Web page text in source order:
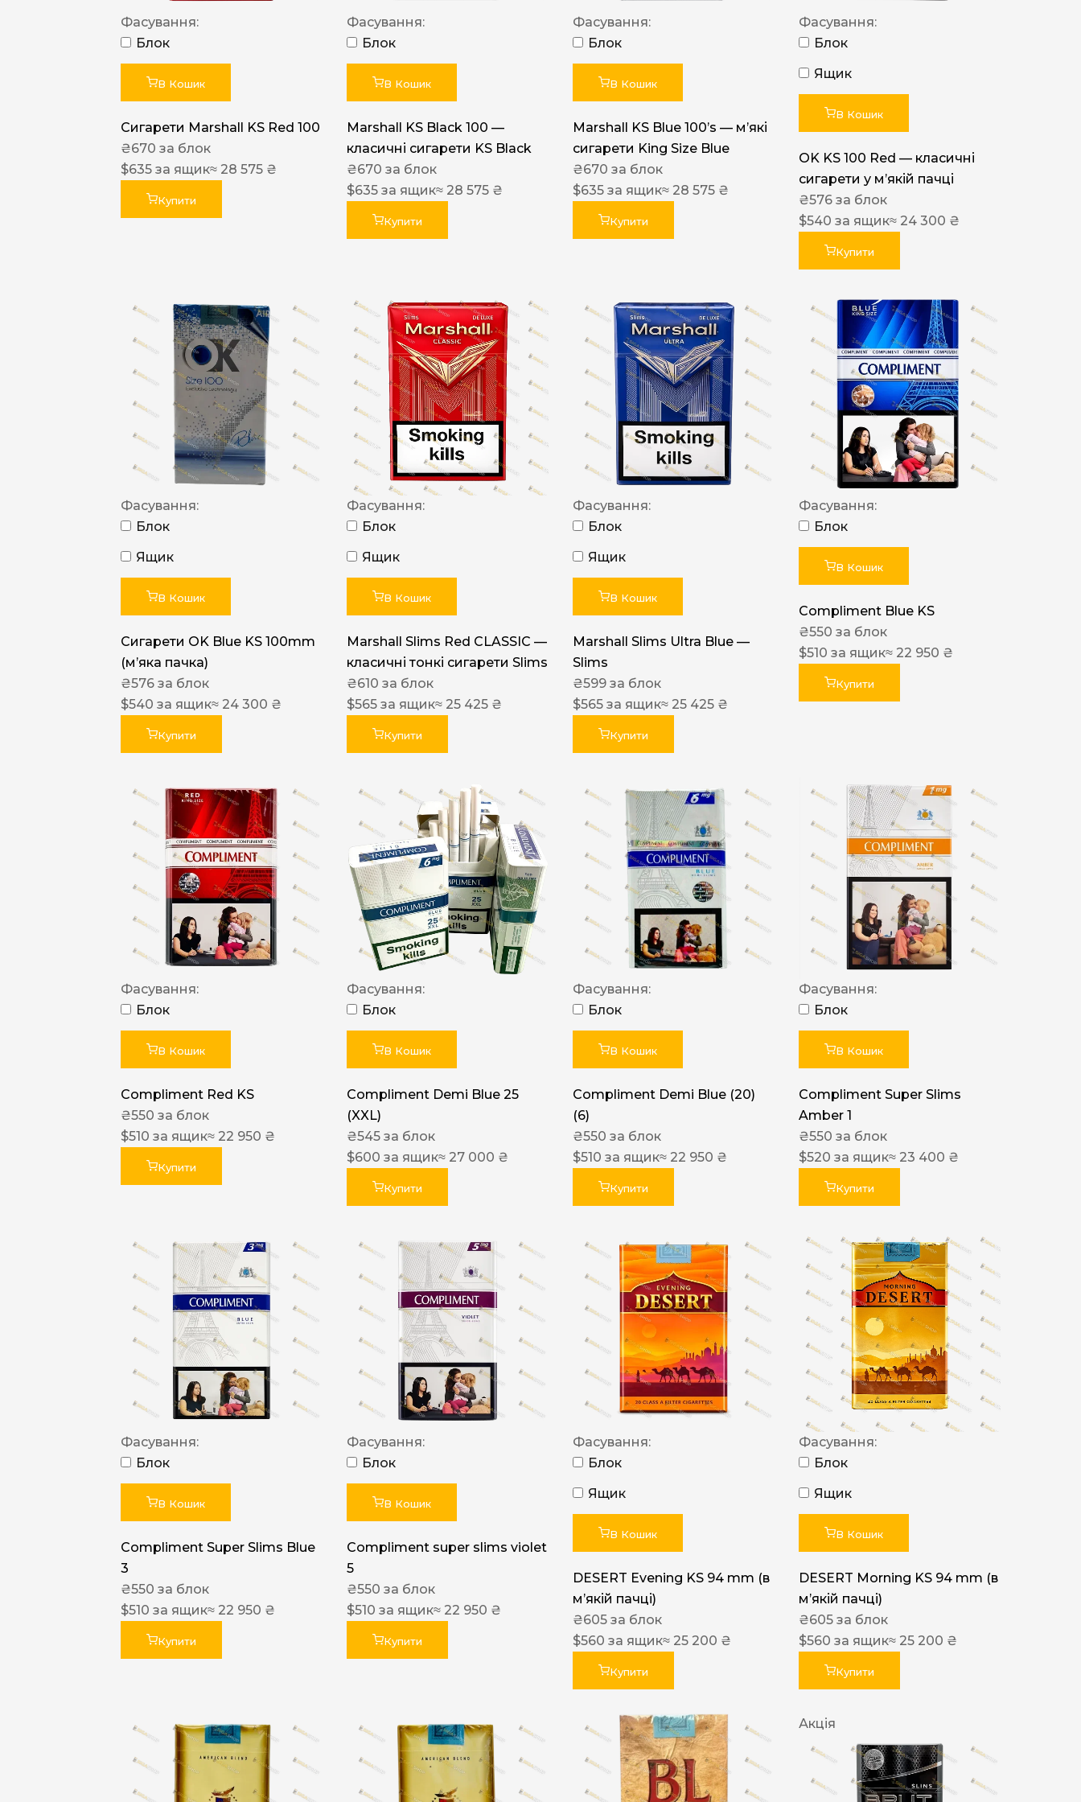
Leana
ASTRU
De Santis
MONUS
NERO
NERO
Гуцульскі
Italian Blend 821
OSCAR
Cigaronne
Фасування:
Блок
В Кошик
Сигарети Marshall KS Red 100
₴670 за блок
$635 за ящик≈ 28 575 ₴
Купити
Фасування:
Блок
В Кошик
Marshall KS Black 100 —
класичні сигарети KS Black
₴670 за блок
$635 за ящик≈ 28 575 ₴
Купити
Фасування:
Блок
В Кошик
Marshall KS Blue 100’s — м’які
сигарети King Size Blue
₴670 за блок
$635 за ящик≈ 28 575 ₴
Купити
Фасування:
Блок
Ящик
В Кошик
OK KS 100 Red — класичні
сигарети у м’якій пачці
₴576 за блок
$540 за ящик≈ 24 300 ₴
Купити
Фасування:
Блок
Ящик
В Кошик
Сигарети OK Blue KS 100mm
(м’яка пачка)
₴576 за блок
$540 за ящик≈ 24 300 ₴
Купити
Фасування:
Блок
Ящик
В Кошик
Marshall Slims Red CLASSIC —
класичні тонкі сигарети Slims
₴610 за блок
$565 за ящик≈ 25 425 ₴
Купити
Фасування:
Блок
Ящик
В Кошик
Marshall Slims Ultra Blue —
Slims
₴599 за блок
$565 за ящик≈ 25 425 ₴
Купити
Фасування:
Блок
В Кошик
Compliment Blue KS
₴550 за блок
$510 за ящик≈ 22 950 ₴
Купити
Фасування:
Блок
В Кошик
Compliment Red KS
₴550 за блок
$510 за ящик≈ 22 950 ₴
Купити
Фасування:
Блок
В Кошик
Compliment Demi Blue 25
(XXL)
₴545 за блок
$600 за ящик≈ 27 000 ₴
Купити
Фасування:
Блок
В Кошик
Compliment Demi Blue (20)
(6)
₴550 за блок
$510 за ящик≈ 22 950 ₴
Купити
Фасування:
Блок
В Кошик
Compliment Super Slims
Amber 1
₴550 за блок
$520 за ящик≈ 23 400 ₴
Купити
Фасування:
Блок
В Кошик
Compliment Super Slims Blue
3
₴550 за блок
$510 за ящик≈ 22 950 ₴
Купити
Фасування:
Блок
В Кошик
Compliment super slims violet
5
₴550 за блок
$510 за ящик≈ 22 950 ₴
Купити
Фасування:
Блок
Ящик
В Кошик
DESERT Evening KS 94 mm (в
мʼякій пачці)
₴605 за блок
$560 за ящик≈ 25 200 ₴
Купити
Фасування:
Блок
Ящик
В Кошик
DESERT Morning KS 94 mm (в
мʼякій пачці)
₴605 за блок
$560 за ящик≈ 25 200 ₴
Купити
Акція